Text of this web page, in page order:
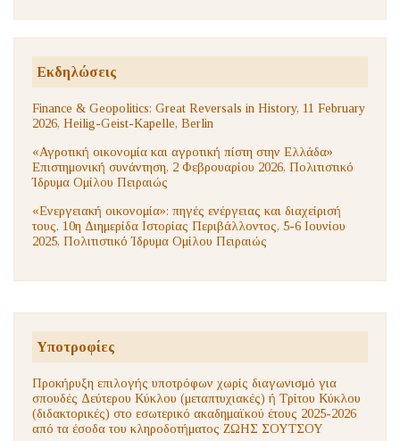
Εκδηλώσεις
Finance & Geopolitics: Great Reversals in History, 11 February
2026, Heilig-Geist-Kapelle, Berlin
«Αγροτική οικονομία και αγροτική πίστη στην Ελλάδα»
Επιστημονική συνάντηση, 2 Φεβρουαρίου 2026, Πολιτιστικό
Ίδρυμα Ομίλου Πειραιώς
«Ενεργειακή οικονομία»: πηγές ενέργειας και διαχείρισή
τους. 10η Διημερίδα Ιστορίας Περιβάλλοντος, 5-6 Ιουνίου
2025, Πολιτιστικό Ίδρυμα Ομίλου Πειραιώς
Υποτροφίες
Προκήρυξη επιλογής υποτρόφων χωρίς διαγωνισμό για
σπουδές Δεύτερου Κύκλου (μεταπτυχιακές) ή Τρίτου Κύκλου
(διδακτορικές) στο εσωτερικό ακαδημαϊκού έτους 2025-2026
από τα έσοδα του κληροδοτήματος ΖΩΗΣ ΣΟΥΤΣΟΥ